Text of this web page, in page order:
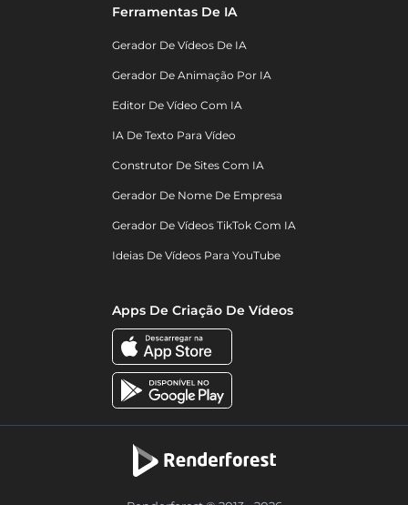
Ferramentas De IA
Gerador De Vídeos De IA
Gerador De Animação Por IA
Editor De Vídeo Com IA
IA De Texto Para Vídeo
Construtor De Sites Com IA
Gerador De Nome De Empresa
Gerador De Vídeos TikTok Com IA
Ideias De Vídeos Para YouTube
Apps De Criação De Vídeos